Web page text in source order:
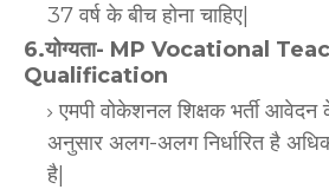
37 वर्ष के बीच होना चाहिए|
6.योग्यता- MP Vocational
Qualification
एमपी वोकेशनल शिक्षक भर्ती आवेदन
अनुसार अलग-अलग निर्धारित है
है|